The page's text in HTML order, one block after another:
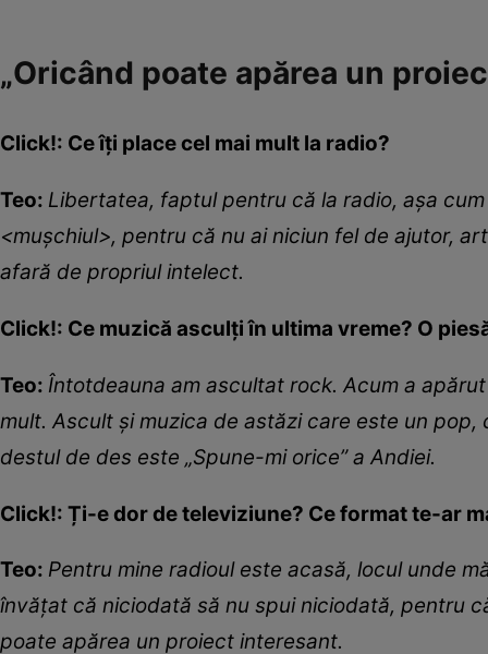
„Oricând poate apărea un
Click!: Ce îți place cel mai mult la radio?
Teo: Libertatea, faptul pentru că la radio, așa
<mușchiul>, pentru că nu ai niciun fel de ajutor,
afară de propriul intelect.
Click!: Ce muzică asculți în ultima vreme? O
Teo: Întotdeauna am ascultat rock. Acum a
mult. Ascult și muzica de astăzi care este un
destul de des este „Spune-mi orice” a Andiei.
Click!: Ți-e dor de televiziune? Ce format te-ar
Teo: Pentru mine radioul este acasă, locul unde m
învățat că niciodată să nu spui niciodată, pentru c
poate apărea un proiect interesant.